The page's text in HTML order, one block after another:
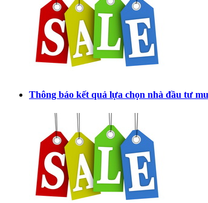
Thông báo kết quả lựa chọn nhà đầu tư